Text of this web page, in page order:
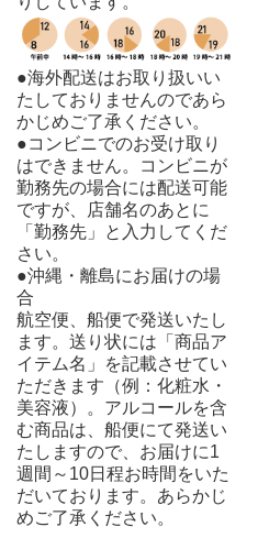
●海外配送はお取り扱いい
たしておりませんのであら
かじめご了承ください。
●コンビニでのお受け取り
はできません。コンビニが
勤務先の場合には配送可能
ですが、店舗名のあとに
「勤務先」と入力してくだ
さい。
●沖縄・離島にお届けの場
合
航空便、船便で発送いたし
ます。送り状には「商品ア
イテム名」を記載させてい
ただきます（例：化粧水・
美容液）。アルコールを含
む商品は、船便にて発送い
たしますので、お届けに1
週間～10日程お時間をいた
だいております。あらかじ
めご了承ください。